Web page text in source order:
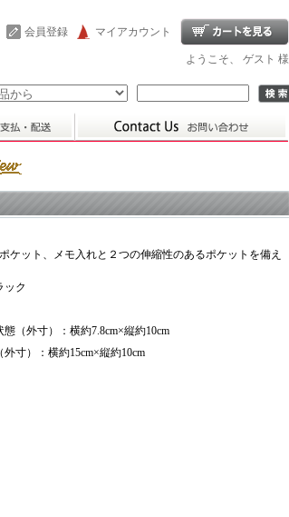
マイアカウント
会員登録
ようこそ、 ゲスト 様
ケット、メモ入れと２つの伸縮性のあるポケットを備え
ック
態（外寸）：横約7.8cm×縦約10cm
外寸）：横約15cm×縦約10cm